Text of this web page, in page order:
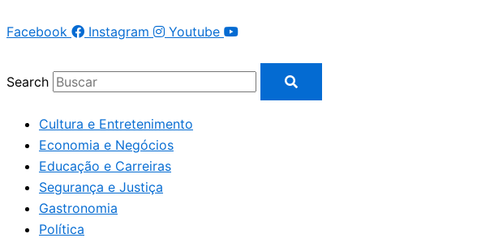
Facebook Instagram Youtube
Search
Cultura e Entretenimento
Economia e Negócios
Educação e Carreiras
Segurança e Justiça
Gastronomia
Política